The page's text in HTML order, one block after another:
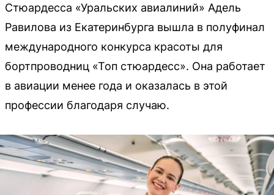
Стюардесса «Уральских авиалиний» Адель
Равилова из Екатеринбурга вышла в полуфинал
международного конкурса красоты для
бортпроводниц «Топ стюардесс». Она работает
в авиации менее года и оказалась в этой
профессии благодаря случаю.